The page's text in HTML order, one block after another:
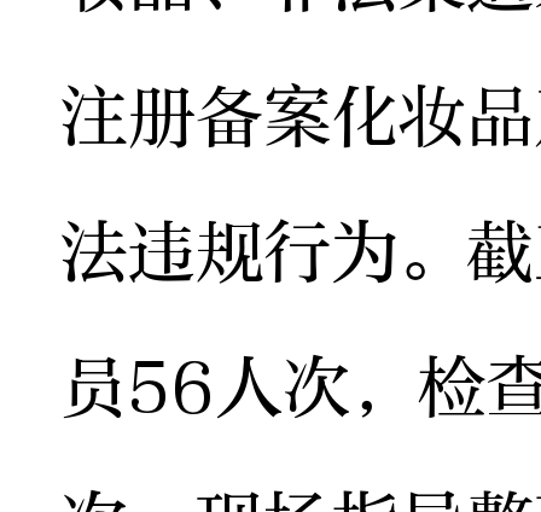
注册备案化妆
法违规行为。
员56人次，检